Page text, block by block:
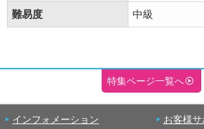
難易度 中級
特集ページ一覧へ
インフォメーション お客様サ